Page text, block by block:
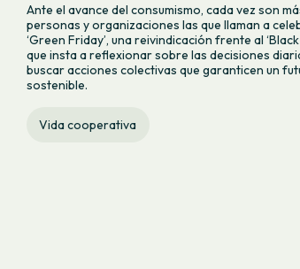
Ante el avance del consumismo, cada vez son
personas y organizaciones las que llaman a
‘Green Friday’, una reivindicación frente al ‘Black
que insta a reflexionar sobre las decisiones
buscar acciones colectivas que garanticen un
sostenible.
Vida cooperativa